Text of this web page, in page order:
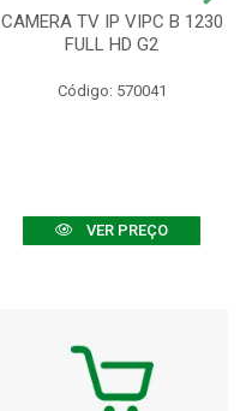
CAMERA TV IP VIPC B 1230
FULL HD G2
Código: 570041
VER PREÇO